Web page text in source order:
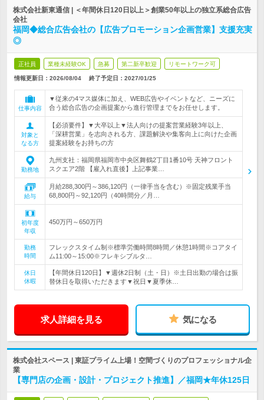
株式会社新東通信 | ＜年間休日120日以上＞創業50年以上の独立系総合広告
会社
福岡◆総合広告会社の【広告プロモーション企画営業】支援充実
◎
正社員 業種未経験OK 急募 第二新卒歓迎 リモートワーク可
情報更新日：2026/08/04 終了予定日： 2027/01/25
仕事内容
▼従来の4マス媒体に加え、WEB広告やイベントなど、ニーズに
合う総合広告の企画提案から進行管理までをお任せします。
対象と
なる方
【必須要件】▼大卒以上▼法人向けの提案営業経験3年以上、
「深耕営業」を志向される方、課題解決や集客向上に向けた企画
提案経験をお持ちの方
勤務地
九州支社：福岡県福岡市中央区舞鶴2丁目1番10号 天神フロント
スクエア2階 【雇入れ直後】上記事業…
給与
月給288,300円～386,120円（一律手当を含む）※固定残業手当
68,800円～92,120円（40時間分／月…
初年度
年収
450万円～650万円
勤務
時間
フレックスタイム制※標準労働時間8時間／休憩1時間※コアタイ
ム11:00～15:00※フレキシブルタ…
休日
休暇
【年間休日120日】▼週休2日制（土・日）※土日出勤の場合は振
替休日を取得いただきます▼祝日▼夏季休…
求人詳細を見る 気になる
株式会社スペース | 東証プライム上場！空間づくりのプロフェッショナル企
業
【専門店の企画・設計・プロジェクト推進】／福岡★年休125日